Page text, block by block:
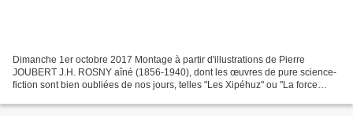
Dimanche 1er octobre 2017 Montage à partir d'illustrations de Pierre
JOUBERT J.H. ROSNY aîné (1856-1940), dont les œuvres de pure science-
fiction sont bien oubliées de nos jours, telles "Les Xipéhuz" ou "La force